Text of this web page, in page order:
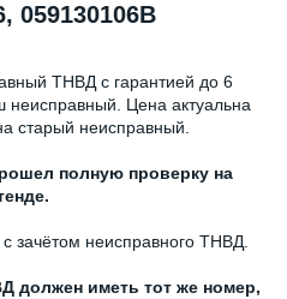
059130106B
ТНВД с гарантией до 6
Цена актуальна
старый неисправный.
полную проверку на
зачётом неисправного ТНВД.
должен иметь тот же номер,